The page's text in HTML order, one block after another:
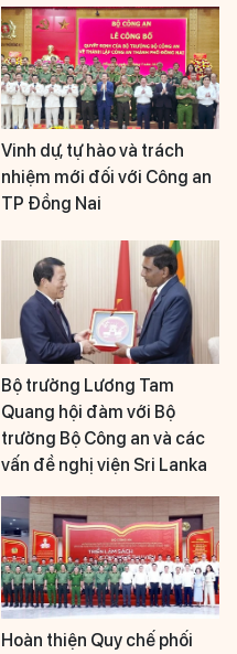
Vinh dự, tự hào và trách
nhiệm mới đối với Công an
TP Đồng Nai
Bộ trưởng Lương Tam
Quang hội đàm với Bộ
trưởng Bộ Công an và các
vấn đề nghị viện Sri Lanka
Hoàn thiện Quy chế phối